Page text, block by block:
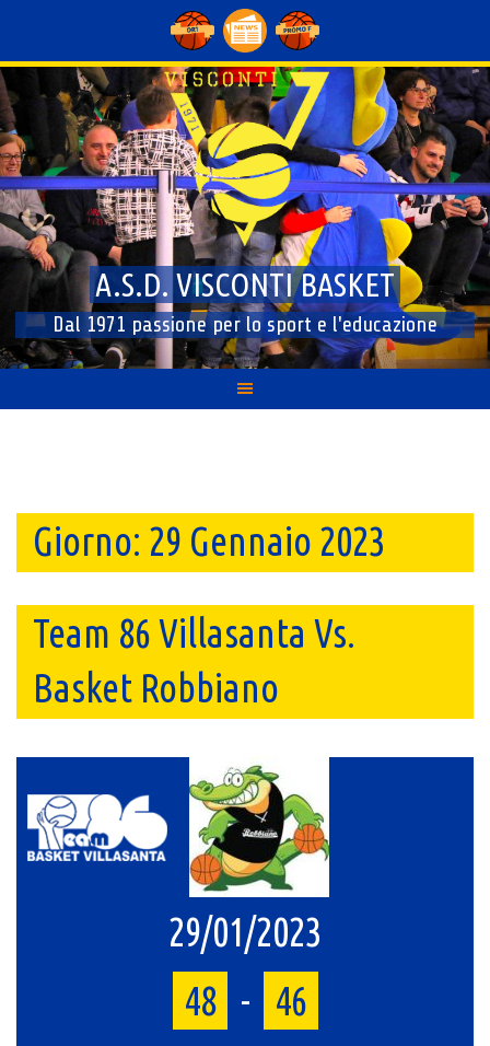
content
A.S.D. VISCONTI BASKET
Dal 1971 passione per lo sport e l'educazione
Giorno: 29 Gennaio 2023
Team 86 Villasanta Vs.
Basket Robbiano
29/01/2023
48 -
46